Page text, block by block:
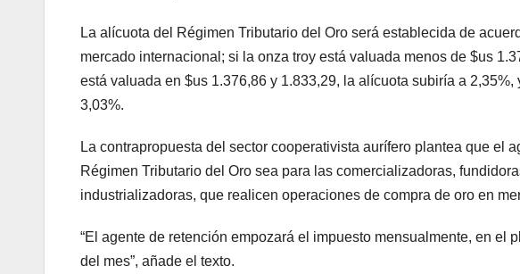
La alícuota del Régimen Tributario del Oro será establecida de
mercado internacional; si la onza troy está valuada menos de $us
está valuada en $us 1.376,86 y 1.833,29, la alícuota subiría a
3,03%.
La contrapropuesta del sector cooperativista aurífero plantea que el
Régimen Tributario del Oro sea para las comercializadoras,
industrializadoras, que realicen operaciones de compra de oro en
“El agente de retención empozará el impuesto mensualmente, en el
del mes”, añade el texto.